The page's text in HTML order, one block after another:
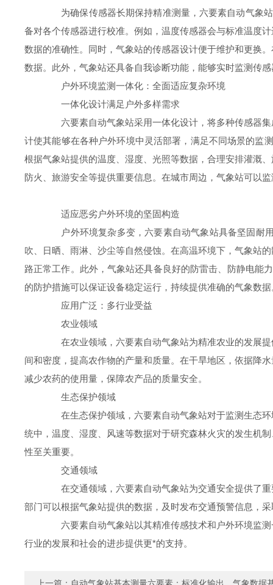
为确保传感器长期保持精准测量，六要素自动气象站
备对各个传感器进行校准。例如，温度传感器会与标准温度
数据的准确性。同时，气象站的传感器设计便于维护和更换
数据。此外，气象站还具备自我诊断功能，能够实时监测传
户外环境监测一体化：全面适应复杂环境
一体化设计满足户外多样需求
六要素自动气象站采用一体化设计，将多种传感器集
计使其能够在各种户外环境中灵活部署，满足不同场景的监
根据气象站提供的温度、湿度、光照等数据，合理安排灌溉
防火、旅游安全等提供重要信息。在城市周边，气象站可以
适应恶劣户外环境的坚固构造
户外环境复杂多变，六要素自动气象站具备坚固耐用
吹、日晒、雨淋、沙尘等自然侵蚀。在高温环境下，气象站
路正常工作。此外，气象站还具备良好的防雷击、防静电能
的防护措施可以保证设备稳定运行，持续提供准确的气象数据
应用广泛：多行业受益
农业领域
在农业领域，六要素自动气象站为精准农业的发展提
间和密度，提高农作物的产量和质量。在干旱地区，依据降
减少农药的使用量，保障农产品的质量安全。
生态保护领域
在生态保护领域，六要素自动气象站对于监测生态环
统中，温度、湿度、风速等数据对于研究森林火灾的发生机
性至关重要。
交通领域
在交通领域，六要素自动气象站为交通安全提供了重
部门可以根据气象站提供的数据，及时发布交通预警信息，
六要素自动气象站以其精准传感技术和户外环境监测
行业的发展和社会的进步提供更*的支持。